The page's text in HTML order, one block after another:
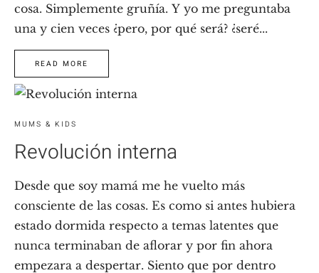
cosa. Simplemente gruñía. Y yo me preguntaba
una y cien veces ¿pero, por qué será? ¿seré...
READ MORE
MUMS & KIDS
Revolución interna
Desde que soy mamá me he vuelto más
consciente de las cosas. Es como si antes hubiera
estado dormida respecto a temas latentes que
nunca terminaban de aflorar y por fin ahora
empezara a despertar. Siento que por dentro